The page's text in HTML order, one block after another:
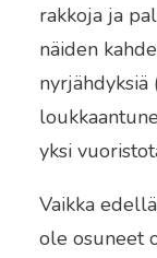
rakkoja ja
näiden
yksi
Vaikka
ole osuneet